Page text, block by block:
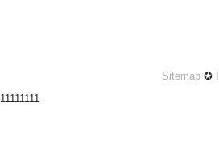
Sitemap ✪
11111111